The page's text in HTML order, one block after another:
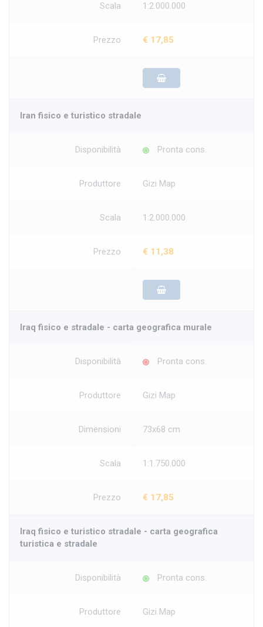
Scala 1:2.000.000
Prezzo € 17,85
Iran fisico e turistico stradale
Disponibilità Pronta cons.
Produttore Gizi Map
Scala 1:2.000.000
Prezzo € 11,38
Iraq fisico e stradale - carta geografica murale
Disponibilità Pronta cons.
Produttore Gizi Map
Dimensioni 73x68 cm
Scala 1:1.750.000
Prezzo € 17,85
Iraq fisico e turistico stradale - carta geografica
turistica e stradale
Disponibilità Pronta cons.
Produttore Gizi Map